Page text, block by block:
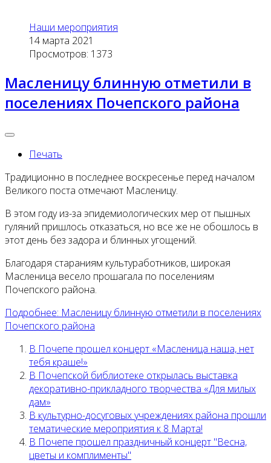
Наши мероприятия
14 марта 2021
Просмотров: 1373
Масленицу блинную отметили в
поселениях Почепского района
Печать
Традиционно в последнее воскресенье перед началом
Великого поста отмечают Масленицу.
В этом году из-за эпидемиологических мер от пышных
гуляний пришлось отказаться, но все же не обошлось в
этот день без задора и блинных угощений.
Благодаря стараниям культуработников, широкая
Масленица весело прошагала по поселениям
Почепского района.
Подробнее: Масленицу блинную отметили в поселениях
Почепского района
В Почепе прошел концерт «Масленица наша, нет
тебя краше!»
В Почепской библиотеке открылась выставка
декоративно-прикладного творчества «Для милых
дам»
В культурно-досуговых учреждениях района прошли
тематические мероприятия к 8 Марта!
В Почепе прошел праздничный концерт "Весна,
цветы и комплименты"